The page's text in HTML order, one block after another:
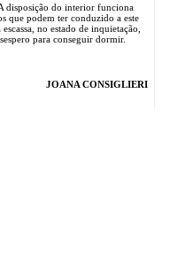
disposição do interior funciona
que podem ter conduzido a este
no estado de inquietação,
para conseguir dormir.
JOANA CONSIGLIERI